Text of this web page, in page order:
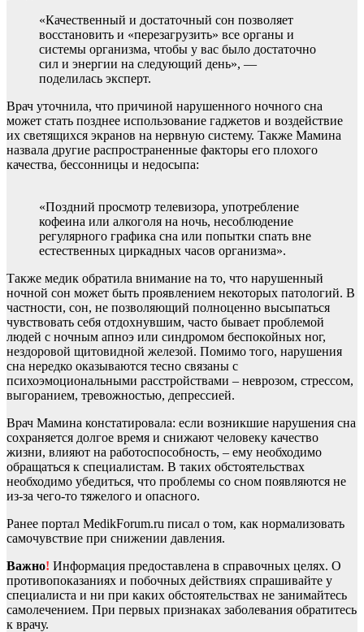
«Качественный и достаточный сон позволяет
восстановить и «перезагрузить» все органы и
системы организма, чтобы у вас было достаточно
сил и энергии на следующий день», —
поделилась эксперт.
Врач уточнила, что причиной нарушенного ночного сна
может стать позднее использование гаджетов и воздействие
их светящихся экранов на нервную систему. Также Мамина
назвала другие распространенные факторы его плохого
качества, бессонницы и недосыпа:
«Поздний просмотр телевизора, употребление
кофеина или алкоголя на ночь, несоблюдение
регулярного графика сна или попытки спать вне
естественных циркадных часов организма».
Также медик обратила внимание на то, что нарушенный
ночной сон может быть проявлением некоторых патологий. В
частности, сон, не позволяющий полноценно высыпаться
чувствовать себя отдохнувшим, часто бывает проблемой
людей с ночным апноэ или синдромом беспокойных ног,
нездоровой щитовидной железой. Помимо того, нарушения
сна нередко оказываются тесно связаны с
психоэмоциональными расстройствами – неврозом, стрессом,
выгоранием, тревожностью, депрессией.
Врач Мамина констатировала: если возникшие нарушения сна
сохраняется долгое время и снижают человеку качество
жизни, влияют на работоспособность, – ему необходимо
обращаться к специалистам. В таких обстоятельствах
необходимо убедиться, что проблемы со сном появляются не
из-за чего-то тяжелого и опасного.
Ранее портал MedikForum.ru писал о том, как нормализовать
самочувствие при снижении давления.
Важно! Информация предоставлена в справочных целях. О
противопоказаниях и побочных действиях спрашивайте у
специалиста и ни при каких обстоятельствах не занимайтесь
самолечением. При первых признаках заболевания обратитесь
к врачу.